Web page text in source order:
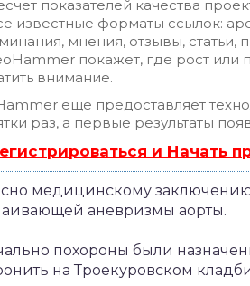
показателей качества
известные форматы ссылок:
мнения, отзывы, статьи,
покажет, где рост или
внимание.
еще предоставляет
раз, а первые результаты
и Начать
медицинскому
аневризмы аорты.
похороны были
на Троекуровском